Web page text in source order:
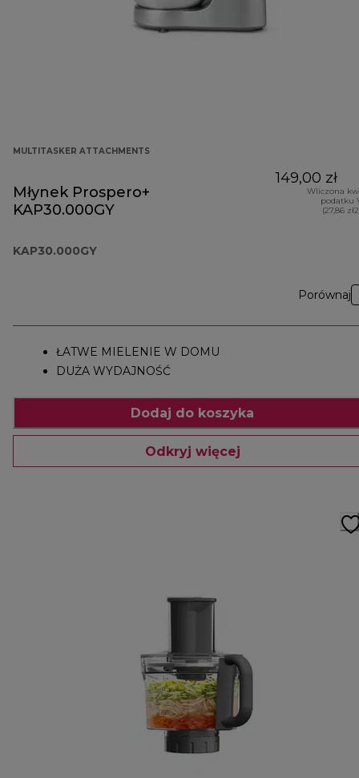
MULTITASKER ATTACHMENTS
Młynek Prospero+
KAP30.000GY
KAP30.000GY
149,00 zł
Wliczona
podatku
(27,86
Porównaj
ŁATWE MIELENIE W DOMU
DUŻA WYDAJNOŚĆ
Dodaj do koszyka
Odkryj więcej